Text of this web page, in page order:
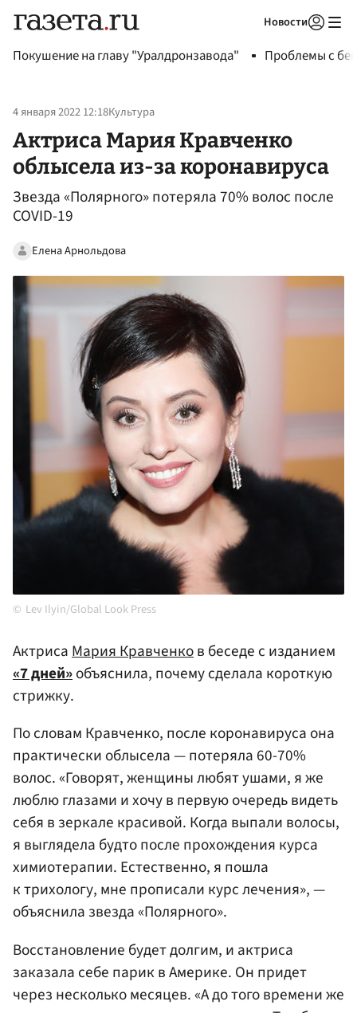
Новости
Покушение на главу "Уралдронзавода" Проблемы с
4 января 2022 12:18Культура
Актриса Мария Кравченко
облысела из-за коронавируса
Звезда «Полярного» потеряла 70% волос после
COVID-19
Елена Арнольдова
Lev Ilyin/Global Look Press
АктрисаМария Кравченков беседе с изданием
«7 дней»объяснила, почему сделала короткую
стрижку.
По словам Кравченко, после коронавируса она
практически облысела — потеряла 60-70%
волос. «Говорят, женщины любят ушами, я же
люблю глазами и хочу в первую очередь видеть
себя в зеркале красивой. Когда выпали волосы,
я выглядела будто после прохождения курса
химиотерапии. Естественно, я пошла
к трихологу, мне прописали курс лечения», —
объяснила звезда «Полярного».
Восстановление будет долгим, и актриса
заказала себе парик в Америке. Он придет
через несколько месяцев. «А до того времени же